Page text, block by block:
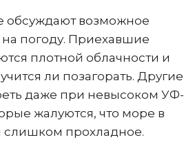
обсуждают возможное
погоду. Приехавшие
плотной облачности и
ли позагорать. Другие
даже при невысоком УФ-
жалуются, что море в
слишком прохладное.